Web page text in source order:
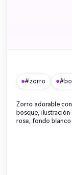
#zorro
Zorro adorable
bosque,
rosa, fondo blanco